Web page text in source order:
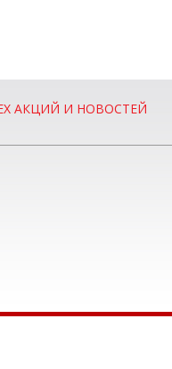
АКЦИЙ И НОВОСТЕЙ